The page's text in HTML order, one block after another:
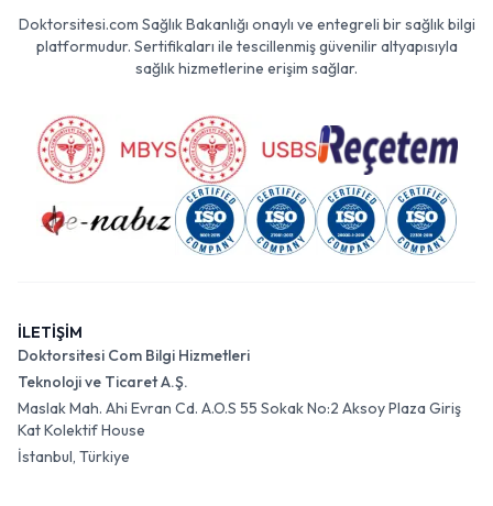
Doktorsitesi.com Sağlık Bakanlığı onaylı ve entegreli bir sağlık bilgi
platformudur. Sertifikaları ile tescillenmiş güvenilir altyapısıyla
sağlık hizmetlerine erişim sağlar.
İLETİŞİM
Doktorsitesi Com Bilgi Hizmetleri
Teknoloji ve Ticaret A.Ş.
Maslak Mah. Ahi Evran Cd. A.O.S 55 Sokak No:2 Aksoy Plaza Giriş
Kat Kolektif House
İstanbul, Türkiye